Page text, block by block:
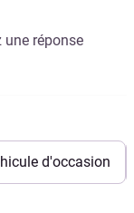
une réponse
d'occasion